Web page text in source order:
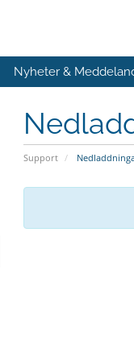
Nyheter &
Support